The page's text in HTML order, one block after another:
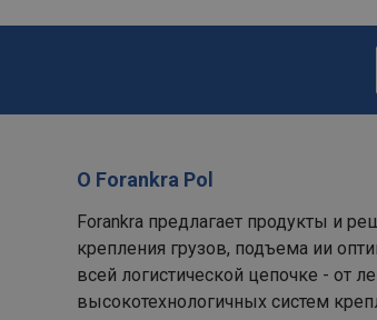
О Forankra Pol
Forankra предлагает продукты и
крепления грузов, подъема ии
всей логистической цепочке - от
высокотехнологичных систем